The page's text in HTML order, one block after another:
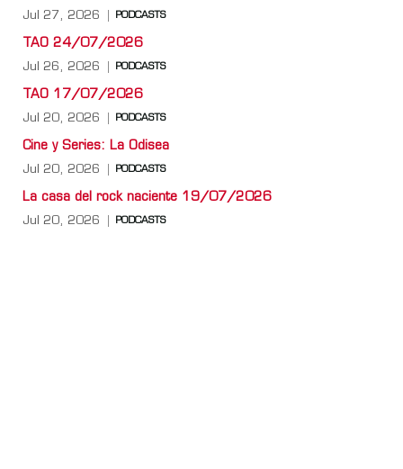
Jul 27, 2026 PODCASTS
TAO 24/07/2026
Jul 26, 2026 PODCASTS
TAO 17/07/2026
Jul 20, 2026 PODCASTS
Cine y Series: La Odisea
Jul 20, 2026 PODCASTS
La casa del rock naciente 19/07/2026
Jul 20, 2026 PODCASTS